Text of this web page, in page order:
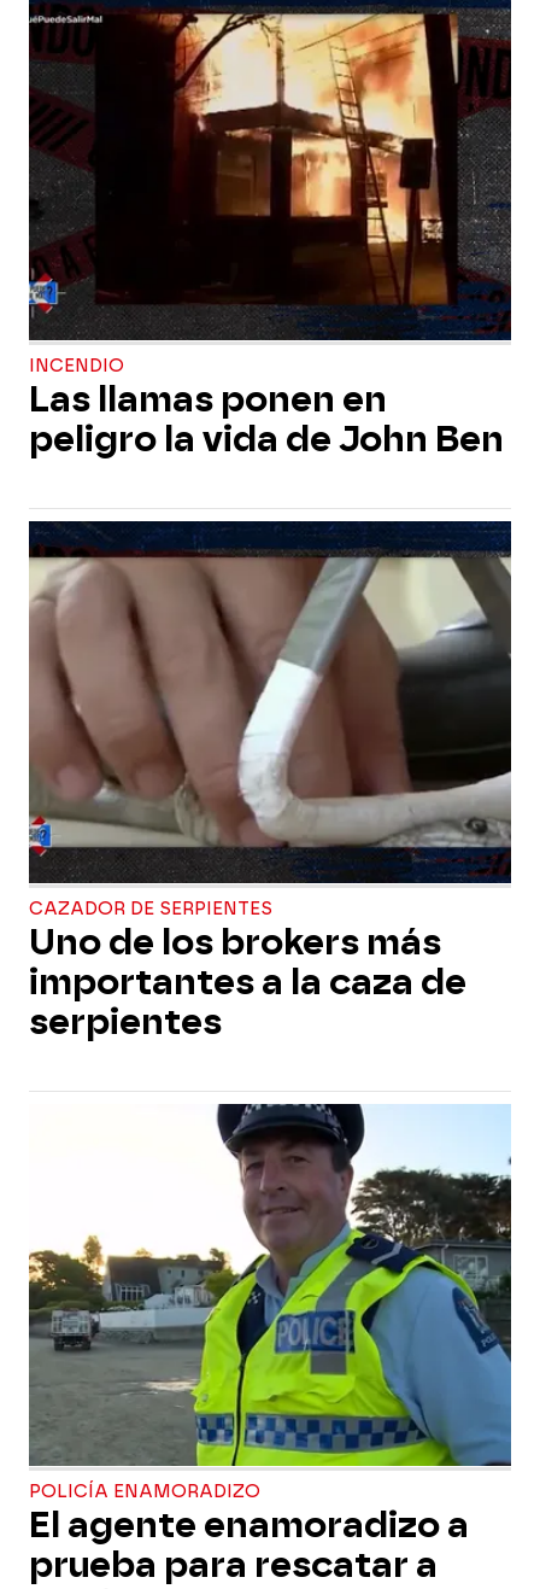
INCENDIO
Las llamas ponen en
peligro la vida de John Ben
CAZADOR DE SERPIENTES
Uno de los brokers más
importantes a la caza de
serpientes
POLICÍA ENAMORADIZO
El agente enamoradizo a
prueba para rescatar a